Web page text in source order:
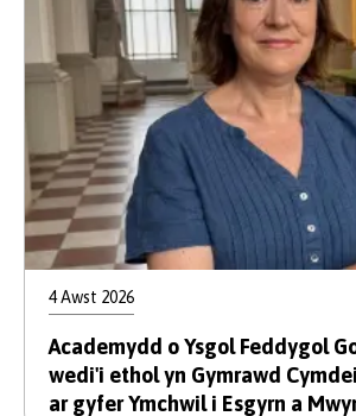
4 Awst 2026
Academydd o Ysgol Feddygol
wedi'i ethol yn Gymrawd
ar gyfer Ymchwil i Esgyrn a